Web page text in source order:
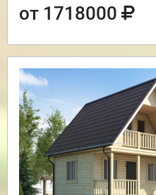
от 1718000